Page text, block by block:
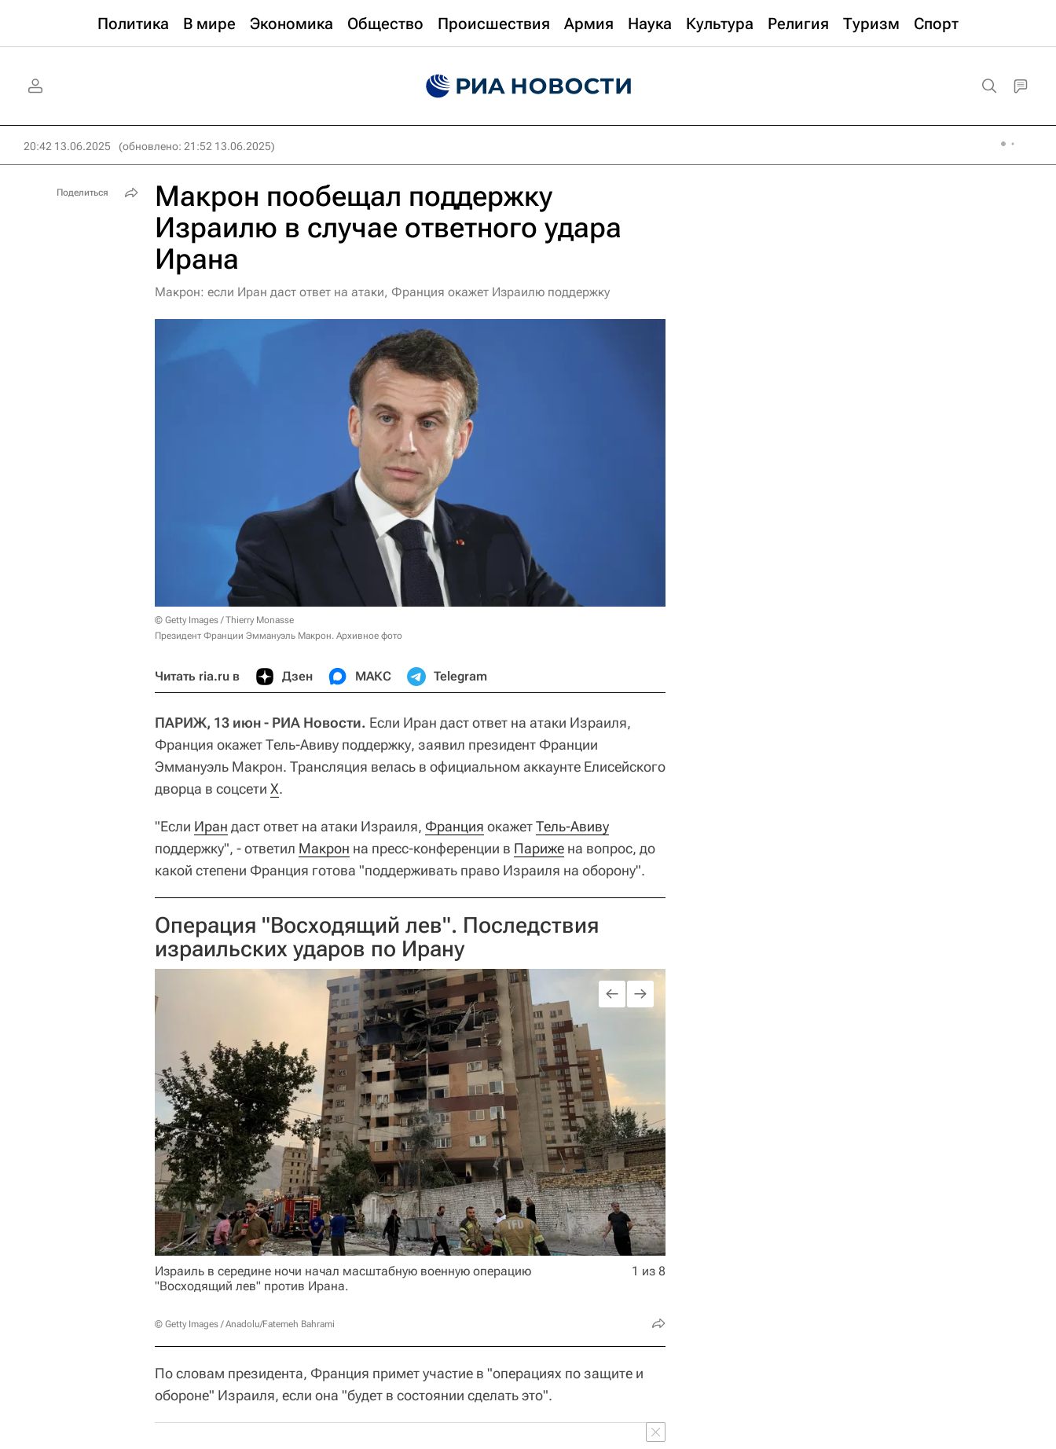
Политика В мире Экономика Общество Происшествия Армия Наука Культура Религия Туризм Спорт
20:42 13.06.2025 (обновлено: 21:52 13.06.2025)
Макрон пообещал поддержку
Израилю в случае ответного удара
Ирана
Макрон: если Иран даст ответ на атаки, Франция окажет Израилю поддержку
© Getty Images / Thierry Monasse
Президент Франции Эммануэль Макрон. Архивное фото
Читать ria.ru в Дзен МАКС Telegram
ПАРИЖ, 13 июн - РИА Новости. Если Иран даст ответ на атаки Израиля,
Франция окажет Тель-Авиву поддержку, заявил президент Франции
Эммануэль Макрон. Трансляция велась в официальном аккаунте Елисейского
дворца в соцсети Х.
"Если Иран даст ответ на атаки Израиля, Франция окажетТель-Авиву
поддержку", - ответил Макрон на пресс-конференции в Париже на вопрос, до
какой степени Франция готова "поддерживать право Израиля на оборону".
Операция "Восходящий лев". Последствия
израильских ударов по Ирану
Израиль в середине ночи начал масштабную военную операцию
"Восходящий лев" против Ирана.
© Getty Images / Anadolu/Fatemeh Bahrami
1 из 8
По словам президента, Франция примет участие в "операциях по защите и
обороне" Израиля, если она "будет в состоянии сделать это".
Поделиться